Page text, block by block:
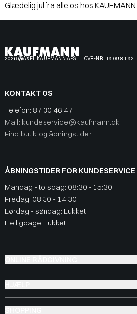
Glædelig jul fra alle os hos KAUFMANN.
2026 @AXEL KAUFMANN APS CVR-NR. 19 09 81 92
KONTAKT OS
Telefon: 87 30 46 47
Mail: kundeservice@kaufmann.dk
Find butik og åbningstider
ÅBNINGSTIDER FOR KUNDESERVICE
Mandag - torsdag: 08:30 - 15:30
Fredag: 08:30 - 14:30
Lørdag - søndag: Lukket
Helligdage: Lukket